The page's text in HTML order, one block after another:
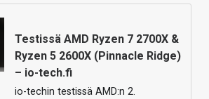
Testissä AMD Ryzen 7 2700X &
Ryzen 5 2600X (Pinnacle Ridge)
– io-tech.fi
io-techin testissä AMD:n 2.